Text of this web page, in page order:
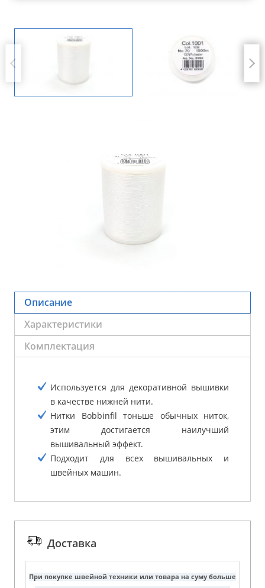
Описание
Характеристики
Комплектация
Используется для декоративной вышивки
в качестве нижней нити.
Нитки Bobbinfil тоньше обычных ниток,
этим достигается наилучший
вышивальный эффект.
Подходит для всех вышивальных и
швейных машин.
Доставка
При покупке швейной техники или товара на суму больше